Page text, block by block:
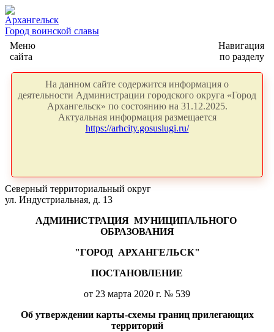
Архангельск
Город воинской славы
Меню
сайта
Навигация
по разделу
На данном сайте содержится информация о
деятельности Администрации городского округа «Город
Архангельск» по состоянию на 31.12.2025.
Актуальная информация размещается
https://arhcity.gosuslugi.ru/
Северный территориальный округ
ул. Индустриальная, д. 13
АДМИНИСТРАЦИЯ МУНИЦИПАЛЬНОГО
ОБРАЗОВАНИЯ
"ГОРОД АРХАНГЕЛЬСК"
ПОСТАНОВЛЕНИЕ
от 23 марта 2020 г. № 539
Об утверждении карты-схемы границ прилегающих
территорий